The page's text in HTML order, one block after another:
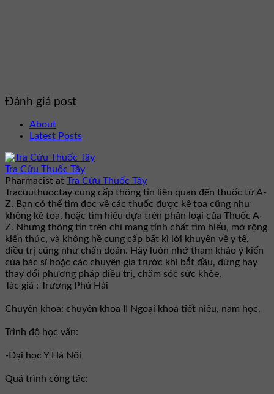
Đánh giá post
About
Latest Posts
Tra Cứu Thuốc Tây
Pharmacist at Tra Cứu Thuốc Tây
Tracuuthuoctay cung cấp thông tin liên quan đến thuốc từ A-
Z. Bạn có thể tìm đọc về các thuốc được kê toa cũng như
không kê toa, hoặc tìm hiểu dựa trên phân loại của Thuốc A-
Z. Những thông tin trên chỉ mang tính chất tìm hiểu, mở rộng
kiến thức, và không hề cung cấp bất kì lời khuyên về y tế,
điều trị cũng như chẩn đoán. Hãy luôn nhớ tham khảo ý kiến
của bác sĩ hoặc các chuyên gia trước khi bắt đầu, dừng hay
thay đổi phương pháp điều trị, chăm sóc sức khỏe.
Tác giả : Trương Phú Hải
Chuyên khoa: chuyên khoa II Ngoại khoa tiết niệu, nam học.
Trình độ học vấn:
-Đại học Y Hà Nội
Quá trình công tác: